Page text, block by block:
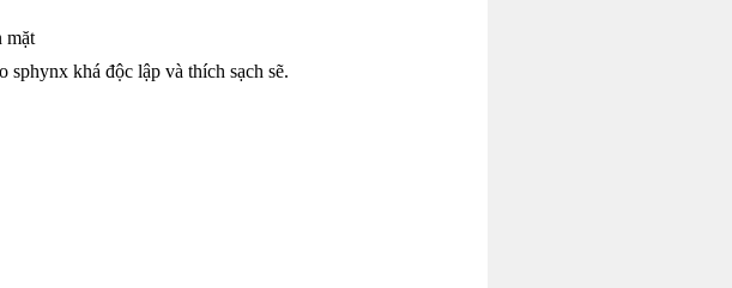
mặt
khá độc lập và thích sạch sẽ.